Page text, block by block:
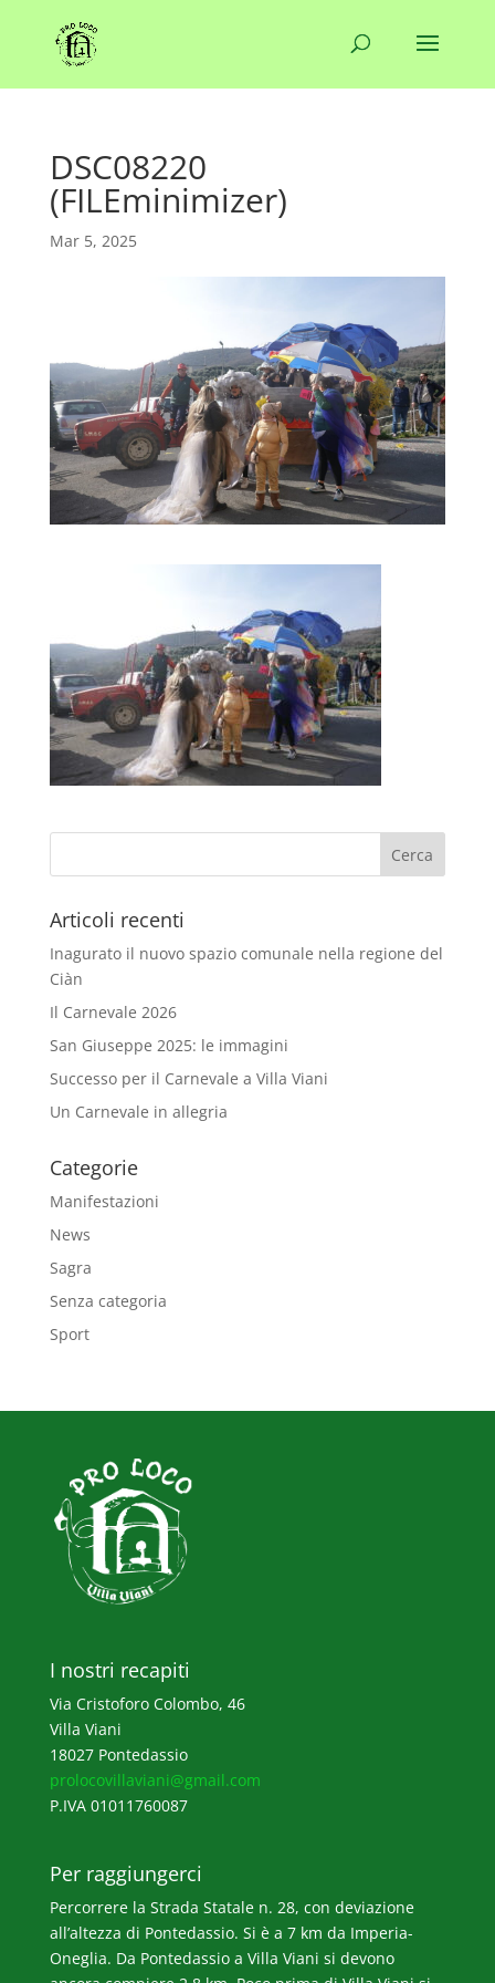
DSC08220
(FILEminimizer)
Mar 5, 2025
Articoli recenti
Inagurato il nuovo spazio comunale nella regione del
Ciàn
Il Carnevale 2026
San Giuseppe 2025: le immagini
Successo per il Carnevale a Villa Viani
Un Carnevale in allegria
Categorie
Manifestazioni
News
Sagra
Senza categoria
Sport
I nostri recapiti
Via Cristoforo Colombo, 46
Villa Viani
18027 Pontedassio
prolocovillaviani@gmail.com
P.IVA 01011760087
Per raggiungerci
Percorrere la Strada Statale n. 28, con deviazione
all’altezza di Pontedassio. Si è a 7 km da Imperia-
Oneglia. Da Pontedassio a Villa Viani si devono